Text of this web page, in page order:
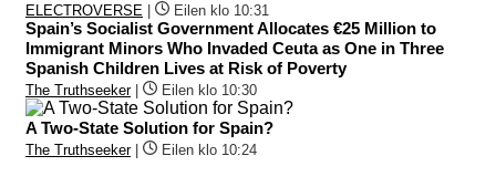
ELECTROVERSE | Eilen klo 10:31
Spain’s Socialist Government Allocates €25 Million to
Immigrant Minors Who Invaded Ceuta as One in Three
Spanish Children Lives at Risk of Poverty
The Truthseeker| Eilen klo 10:30
A Two-State Solution for Spain?
The Truthseeker| Eilen klo 10:24